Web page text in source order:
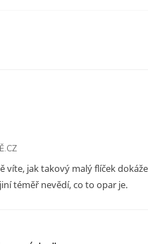
víte, jak takový malý flíček
téměř nevědí, co to opar je.